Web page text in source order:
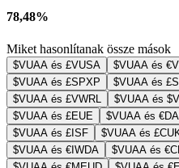
78,48%
Miket hasonlítanak össze mások
$VUAA és £VUSA $VUAA és
$VUAA és £SPXP
$VUAA és
$VUAA és £VWRL
$VUAA és
$VUAA és £EUE
$VUAA és
$VUAA és £ISF
$VUAA és
$VUAA és €IWDA
$VUAA és